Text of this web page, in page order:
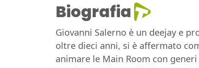
Biografia
Giovanni Salerno è un deejay e
oltre dieci anni, si è affermato
animare le Main Room con